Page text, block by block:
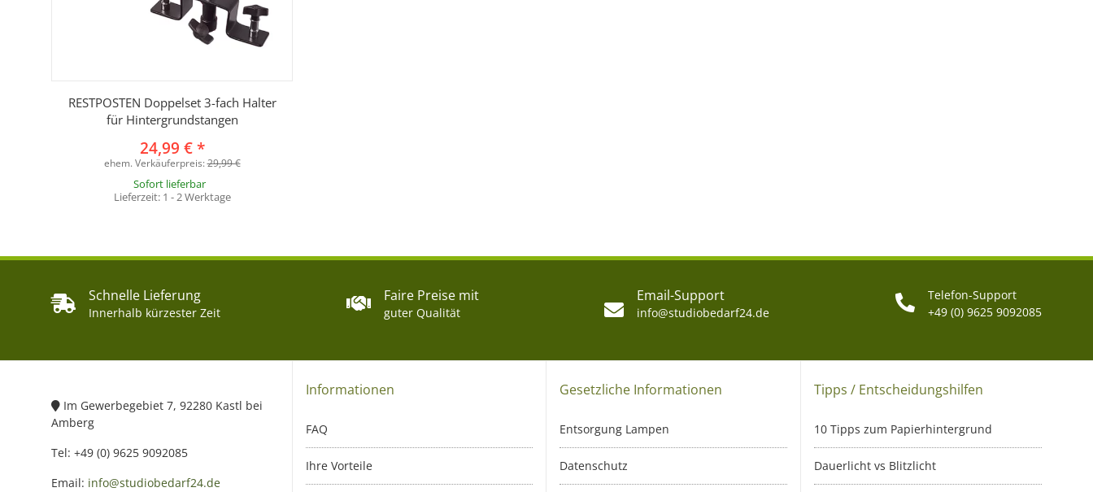
RESTPOSTEN Doppelset 3-fach Halter
für Hintergrundstangen
24,99 €*
ehem. Verkäuferpreis:29,99 €
Sofort lieferbar
Lieferzeit: 1 - 2 Werktage
Schnelle Lieferung
Innerhalb kürzester Zeit
Faire Preise mit
guter Qualität
Email-Support
info@studiobedarf24.de
Telefon-Support
+49 (0) 9625 9092085
Im Gewerbegebiet 7, 92280 Kastl bei
Amberg
Tel: +49 (0) 9625 9092085
Email: info@studiobedarf24.de
Informationen
FAQ
Ihre Vorteile
Gesetzliche Informationen
Entsorgung Lampen
Datenschutz
Tipps / Entscheidungshilfen
10 Tipps zum Papierhintergrund
Dauerlicht vs Blitzlicht